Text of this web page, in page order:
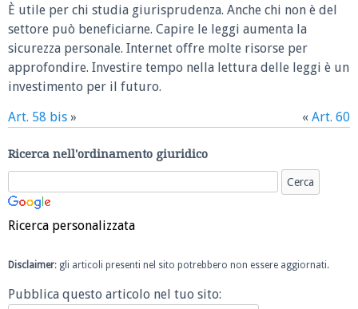
È utile per chi studia giurisprudenza. Anche chi non è del
settore può beneficiarne. Capire le leggi aumenta la
sicurezza personale. Internet offre molte risorse per
approfondire. Investire tempo nella lettura delle leggi è un
investimento per il futuro.
Art. 58 bis » « Art. 60
Ricerca nell'ordinamento giuridico
Ricerca personalizzata
Disclaimer: gli articoli presenti nel sito potrebbero non essere aggiornati.
Pubblica questo articolo nel tuo sito: